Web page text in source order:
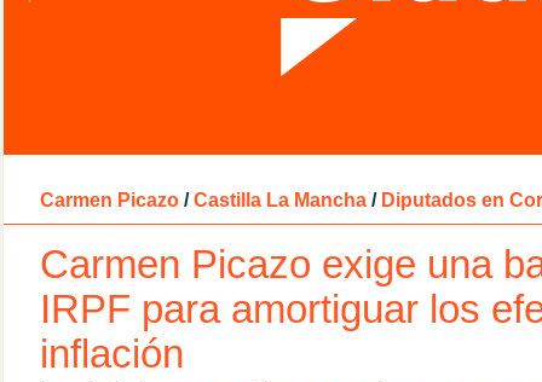
Carmen Picazo / Castilla La Mancha / Diputados en
Carmen Picazo exige una
IRPF para amortiguar los
inflación